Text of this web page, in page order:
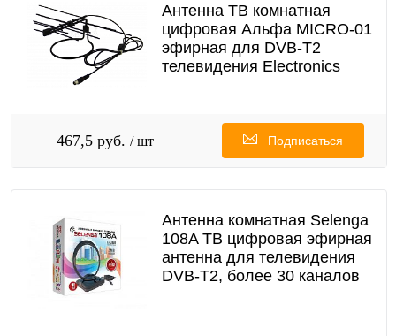
Антенна ТВ комнатная
цифровая Альфа MICRO-01
эфирная для DVB-T2
телевидения Electronics
467,5 руб. / шт Подписаться
Антенна комнатная Selenga
108A ТВ цифровая эфирная
антенна для телевидения
DVB-T2, более 30 каналов